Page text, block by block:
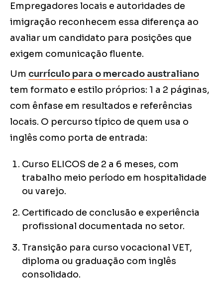
Empregadores locais e autoridades de
imigração reconhecem essa diferença ao
avaliar um candidato para posições que
exigem comunicação fluente.
Um currículo para o mercado australiano
tem formato e estilo próprios: 1 a 2 páginas,
com ênfase em resultados e referências
locais. O percurso típico de quem usa o
inglês como porta de entrada:
Curso ELICOS de 2 a 6 meses, com
trabalho meio período em hospitalidade
ou varejo.
Certificado de conclusão e experiência
profissional documentada no setor.
Transição para curso vocacional VET,
diploma ou graduação com inglês
consolidado.